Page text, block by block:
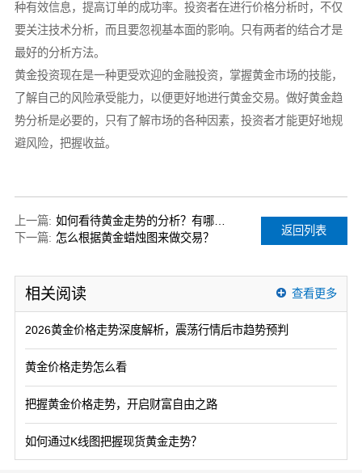
种有效信息，提高订单的成功率。投资者在进行价格分析时，不仅
要关注技术分析，而且要忽视基本面的影响。只有两者的结合才是
最好的分析方法。
黄金投资现在是一种更受欢迎的金融投资，掌握黄金市场的技能，
了解自己的风险承受能力，以便更好地进行黄金交易。做好黄金趋
势分析是必要的，只有了解市场的各种因素，投资者才能更好地规
避风险，把握收益。
上一篇:
如何看待黄金走势的分析？有哪些因素值得重点把握？
下一篇: 怎么根据黄金蜡烛图来做交易？
返回列表
相关阅读 查看更多
2026黄金价格走势深度解析，震荡行情后市趋势预判
黄金价格走势怎么看
把握黄金价格走势，开启财富自由之路
如何通过K线图把握现货黄金走势？